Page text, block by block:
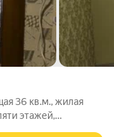
36 кв.м., жилая
этажей,